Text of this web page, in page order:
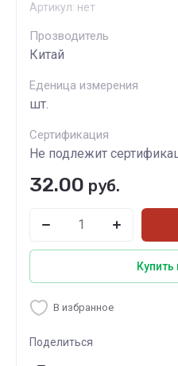
Артикул: нет
Прозводитель
Китай
Еденица измерения
шт.
Сертификация
Не подлежит
32.00 руб.
Купить
В избранное
Поделиться